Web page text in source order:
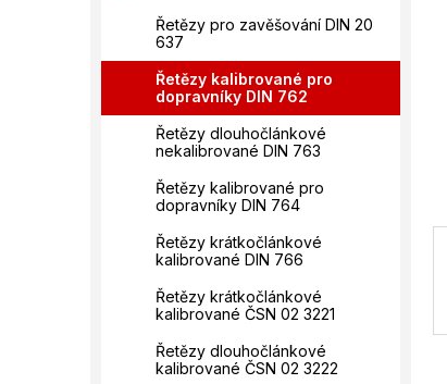
Řetězy pro zavěšování DIN 20
637
Řetězy kalibrované pro
dopravníky DIN 762
Řetězy dlouhočlánkové
nekalibrované DIN 763
Řetězy kalibrované pro
dopravníky DIN 764
Řetězy krátkočlánkové
kalibrované DIN 766
Řetězy krátkočlánkové
kalibrované ČSN 02 3221
Řetězy dlouhočlánkové
kalibrované ČSN 02 3222